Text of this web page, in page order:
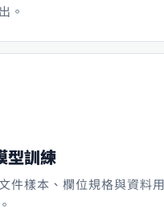
。
型訓練
件樣本、欄位規格與資料